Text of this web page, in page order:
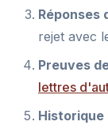
Réponses
rejet avec
Preuves
lettres
Historique